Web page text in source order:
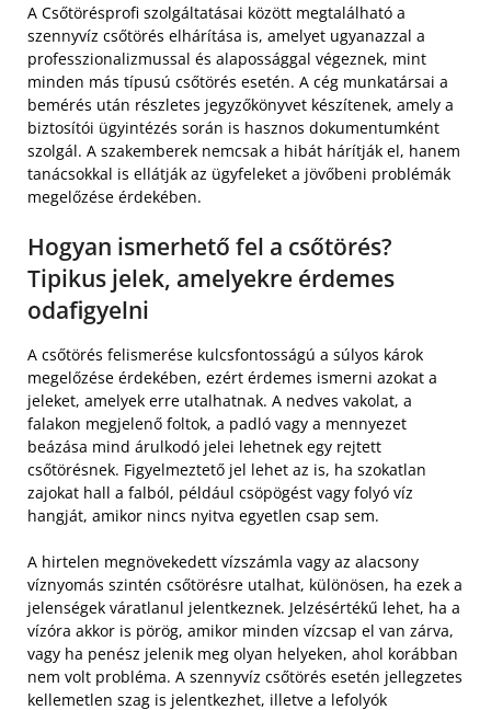
A Csőtörésprofi szolgáltatásai között megtalálható a
szennyvíz csőtörés elhárítása is, amelyet ugyanazzal a
professzionalizmussal és alapossággal végeznek, mint
minden más típusú csőtörés esetén. A cég munkatársai a
bemérés után részletes jegyzőkönyvet készítenek, amely a
biztosítói ügyintézés során is hasznos dokumentumként
szolgál. A szakemberek nemcsak a hibát hárítják el, hanem
tanácsokkal is ellátják az ügyfeleket a jövőbeni problémák
megelőzése érdekében.
Hogyan ismerhető fel a csőtörés?
Tipikus jelek, amelyekre érdemes
odafigyelni
A csőtörés felismerése kulcsfontosságú a súlyos károk
megelőzése érdekében, ezért érdemes ismerni azokat a
jeleket, amelyek erre utalhatnak. A nedves vakolat, a
falakon megjelenő foltok, a padló vagy a mennyezet
beázása mind árulkodó jelei lehetnek egy rejtett
csőtörésnek. Figyelmeztető jel lehet az is, ha szokatlan
zajokat hall a falból, például csöpögést vagy folyó víz
hangját, amikor nincs nyitva egyetlen csap sem.
A hirtelen megnövekedett vízszámla vagy az alacsony
víznyomás szintén csőtörésre utalhat, különösen, ha ezek a
jelenségek váratlanul jelentkeznek. Jelzésértékű lehet, ha a
vízóra akkor is pörög, amikor minden vízcsap el van zárva,
vagy ha penész jelenik meg olyan helyeken, ahol korábban
nem volt probléma. A szennyvíz csőtörés esetén jellegzetes
kellemetlen szag is jelentkezhet, illetve a lefolyók